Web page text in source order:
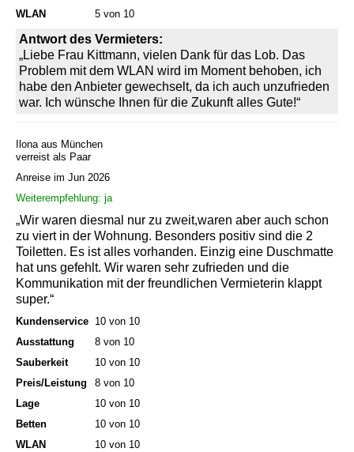
WLAN
5 von 10
Antwort des Vermieters:
„Liebe Frau Kittmann, vielen Dank für das Lob. Das
Problem mit dem WLAN wird im Moment behoben, ich
habe den Anbieter gewechselt, da ich auch unzufrieden
war. Ich wünsche Ihnen für die Zukunft alles Gute!“
Ilona aus München
verreist als Paar
Anreise im Jun 2026
Weiterempfehlung: ja
„Wir waren diesmal nur zu zweit,waren aber auch schon
zu viert in der Wohnung. Besonders positiv sind die 2
Toiletten. Es ist alles vorhanden. Einzig eine Duschmatte
hat uns gefehlt. Wir waren sehr zufrieden und die
Kommunikation mit der freundlichen Vermieterin klappt
super.“
Kundenservice 10 von 10
Ausstattung
8 von 10
Sauberkeit
10 von 10
Preis/Leistung
8 von 10
Lage
10 von 10
Betten
10 von 10
WLAN
10 von 10